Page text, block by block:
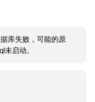
库失败，可能的原
未启动。